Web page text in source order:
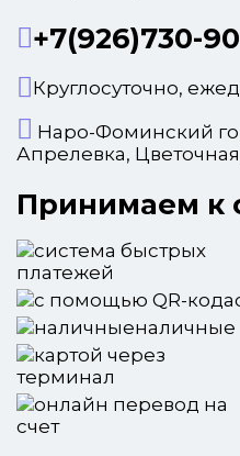
+7(926)730-
Круглосуточно,
Наро-Фоминский
Апрелевка,
Принимаем к
наличные